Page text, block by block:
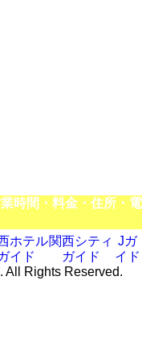
時間・料金・住所・電
ホテル
イド
関西シティ
ガイド
Jガ
イド
All Rights Reserved.